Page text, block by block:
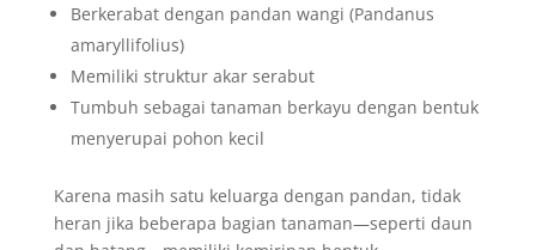
Berkerabat dengan pandan wangi (Pandanus
amaryllifolius)
Memiliki struktur akar serabut
Tumbuh sebagai tanaman berkayu dengan bentuk
menyerupai pohon kecil
Karena masih satu keluarga dengan pandan, tidak
heran jika beberapa bagian tanaman—seperti daun